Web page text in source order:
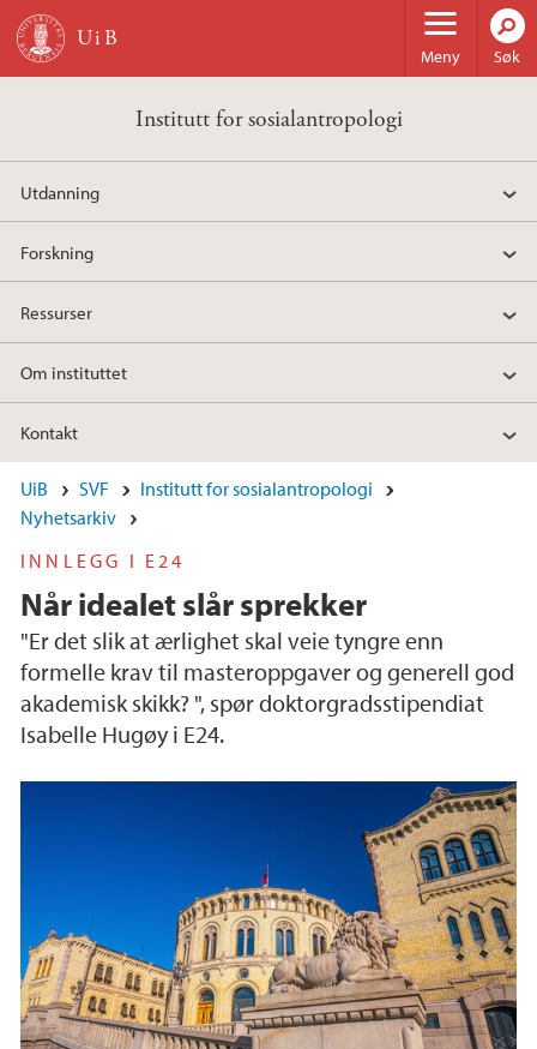
Hopp til hovedinnhold
Meny Søk
Institutt for sosialantropologi
Utdanning
Forskning
Ressurser
Om instituttet
Kontakt
UiB SVF
Institutt for sosialantropologi
Nyhetsarkiv
INNLEGG I E24
Når idealet slår sprekker
"Er det slik at ærlighet skal veie tyngre enn
formelle krav til masteroppgaver og generell god
akademisk skikk? ", spør doktorgradsstipendiat
Isabelle Hugøy i E24.